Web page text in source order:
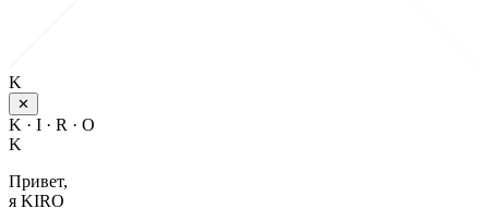
K
✕
K · I · R · O
K
Привет,
я KIRO